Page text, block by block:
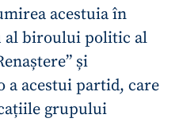
acestuia în
al biroului politic al
și
a acestui partid, care
grupului